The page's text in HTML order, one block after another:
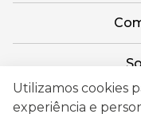
Utilizamos cookies
experiência e